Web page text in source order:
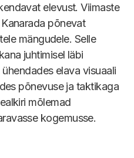
elevust. Viimaste
põnevat
mängudele. Selle
juhtimisel läbi
elava visuaali
põnevuse ja taktikaga
mõlemad
kogemusse.